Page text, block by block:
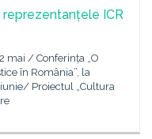
ICR
mai / Conferința „O
în România”, la
Proiectul „Cultura